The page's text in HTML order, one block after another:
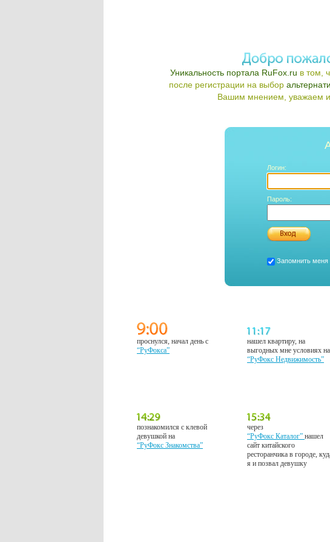
Уникальность портала RuFox.ru в том,
после регистрации на выбор
Вашим мнением, уважаем
Логин:
Пароль:
Запомнить меня
проснулся, начал день с
“РуФокса”
нашел квартиру, на
выгодных мне условиях на
“РуФокс Недвижимость”
познакомился с клевой
девушкой на
“РуФокс Знакомства”
через
“РуФокс Каталог”нашел
сайт китайского
ресторанчика в городе,
я и позвал девушку